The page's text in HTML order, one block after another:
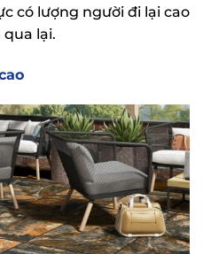
có lượng người đi lại cao
lại.